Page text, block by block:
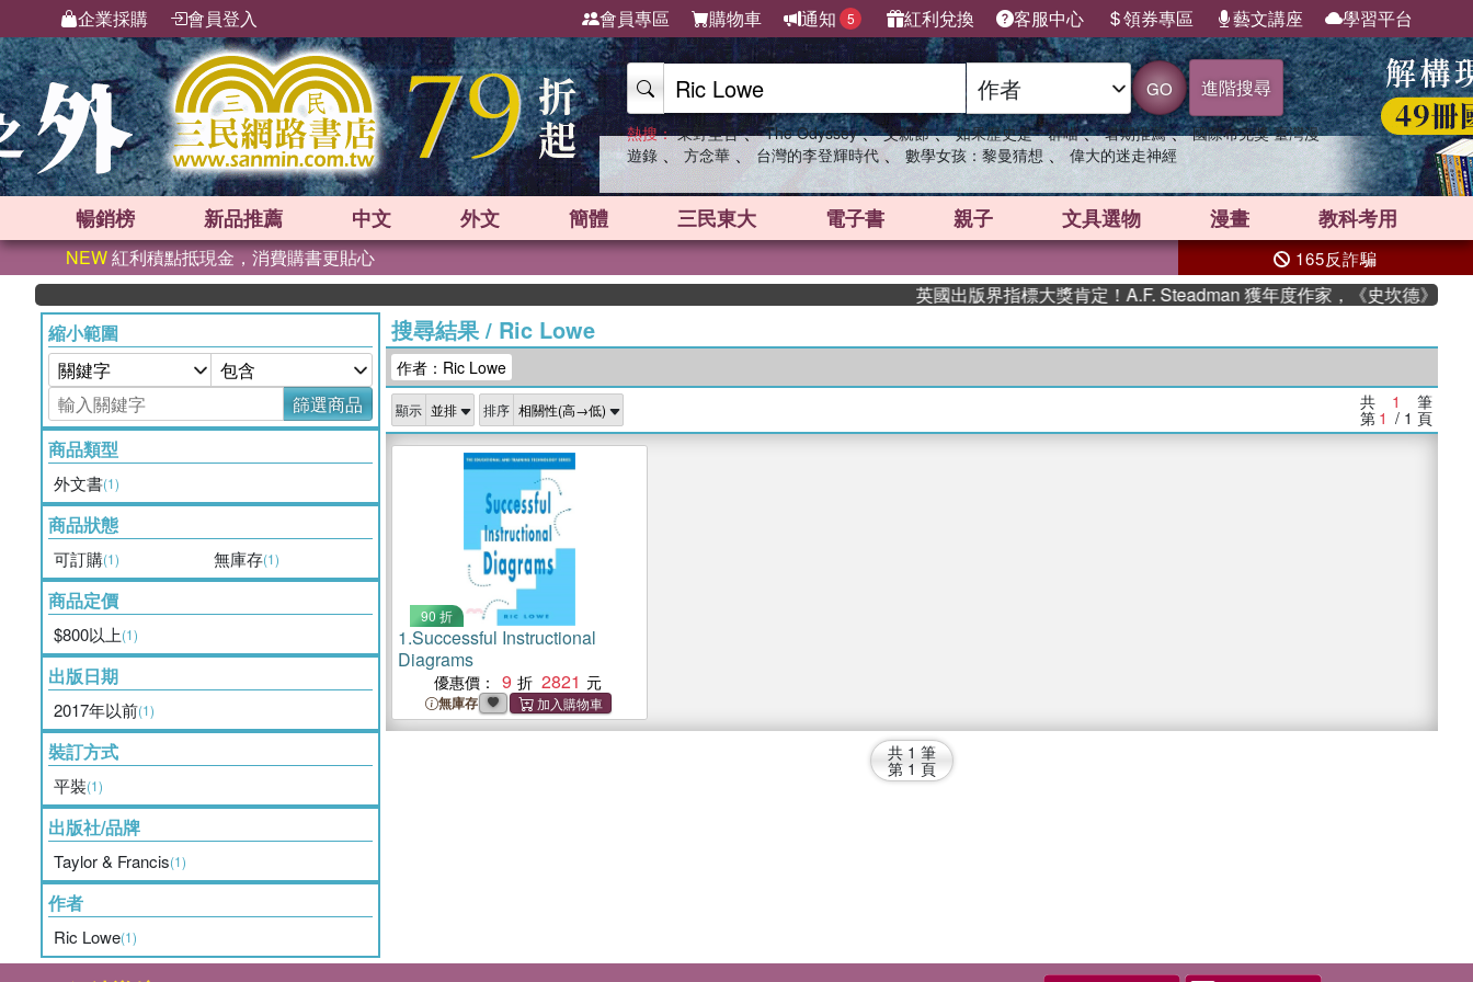
企業採購 會員登入 會員專區 購物車 通知 5 紅利兌換 客服中心 領券專區 藝文講座 學習平台
GO 進階搜尋
熱搜： 東野圭吾 、 The Odyssey 、 父親節 、 如果歷史是一群喵 、 暑期推薦 、 國際布克獎 臺灣漫
遊錄 、 方念華 、 台灣的李登輝時代 、 數學女孩：黎曼猜想 、 偉大的迷走神經
暢銷榜 新品推薦 中文 外文 簡體 三民東大 電子書 親子 文具選物 漫畫 教科考用
NEW紅利積點抵現金，消費購書更貼心 165反詐騙
英國出版界指標大獎肯定！A.F. Steadman 獲年度作家，《史坎德》系列
縮小範圍
篩選商品
商品類型
外文書(1)
商品狀態
可訂購(1) 無庫存(1)
商品定價
$800以上(1)
出版日期
2017年以前(1)
裝訂方式
平裝(1)
出版社/品牌
Taylor & Francis(1)
作者
Ric Lowe(1)
搜尋結果/ Ric Lowe
作者：Ric Lowe
顯示 排序 共 1 筆
第 1 / 1 頁
90 折
1.Successful Instructional
Diagrams
優惠價： 9 2821
無庫存
共 1 筆
第 1 頁